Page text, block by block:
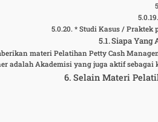
* Studi Kasus / Praktek
Siapa Yang
materi Pelatihan Petty Cash
adalah Akademisi yang juga aktif
Selain Materi